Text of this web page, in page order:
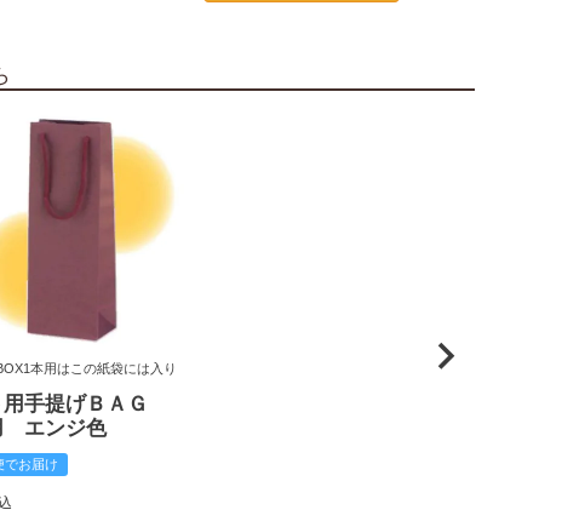
本用はこの紙袋には入り
用手提げＢＡＧ
エンジ色
でお届け